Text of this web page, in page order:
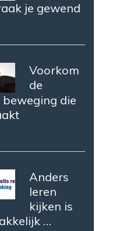
je gewend
Voorkom
de
die
Anders
leren
kijken is
…